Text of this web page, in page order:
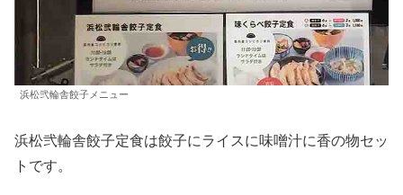
浜松弐輪舎餃子メニュー
浜松弐輪舎餃子定食は餃子にライスに味噌汁に香の物セッ
トです。